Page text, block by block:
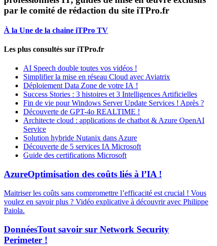
par le comité de rédaction du site iTPro.fr
À la Une de la chaine iTPro TV
Les plus consultés sur iTPro.fr
AI Speech double toutes vos vidéos !
Simplifier la mise en réseau Cloud avec Aviatrix
Déploiement Data Zone de votre IA !
Success Stories : 3 histoires et 3 Intelligences Artificielles
Fin de vie pour Windows Server Update Services ! Après ?
Découverte de GPT-4o REALTIME !
Architecte cloud : applications de chatbot & Azure OpenAI
Service
Solution hybride Nutanix dans Azure
Découverte de 5 services IA Microsoft
Guide des certifications Microsoft
AzureOptimisation des coûts liés à l’IA !
Maitriser les coûts sans compromettre l’efficacité est crucial ! Vous
voulez en savoir plus ? Vidéo explicative à découvrir avec Philippe
Paiola.
DonnéesTout savoir sur Network Security
Perimeter !